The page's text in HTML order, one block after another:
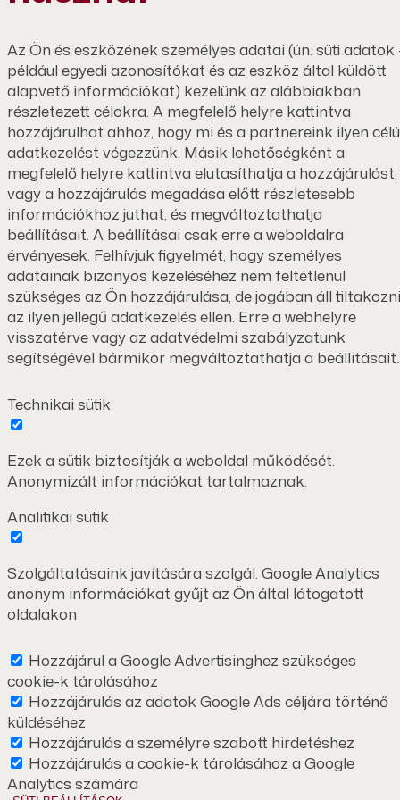
Az Ön és eszközének személyes adatai (ún. süti adatok
például egyedi azonosítókat és az eszköz által küldött
alapvető információkat) kezelünk az alábbiakban
részletezett célokra. A megfelelő helyre kattintva
hozzájárulhat ahhoz, hogy mi és a partnereink ilyen célú
adatkezelést végezzünk. Másik lehetőségként a
megfelelő helyre kattintva elutasíthatja a hozzájárulást,
vagy a hozzájárulás megadása előtt részletesebb
információkhoz juthat, és megváltoztathatja
beállításait. A beállításai csak erre a weboldalra
érvényesek. Felhívjuk figyelmét, hogy személyes
adatainak bizonyos kezeléséhez nem feltétlenül
szükséges az Ön hozzájárulása, de jogában áll tiltakozni
az ilyen jellegű adatkezelés ellen. Erre a webhelyre
visszatérve vagy az adatvédelmi szabályzatunk
segítségével bármikor megváltoztathatja a beállításait.
Technikai sütik
Ezek a sütik biztosítják a weboldal működését.
Anonymizált információkat tartalmaznak.
Analitikai sütik
Szolgáltatásaink javítására szolgál. Google Analytics
anonym információkat gyűjt az Ön által látogatott
oldalakon
Hozzájárul a Google Advertisinghez szükséges
cookie-k tárolásához
Hozzájárulás az adatok Google Ads céljára történő
küldéséhez
Hozzájárulás a személyre szabott hirdetéshez
Hozzájárulás a cookie-k tárolásához a Google
Analytics számára